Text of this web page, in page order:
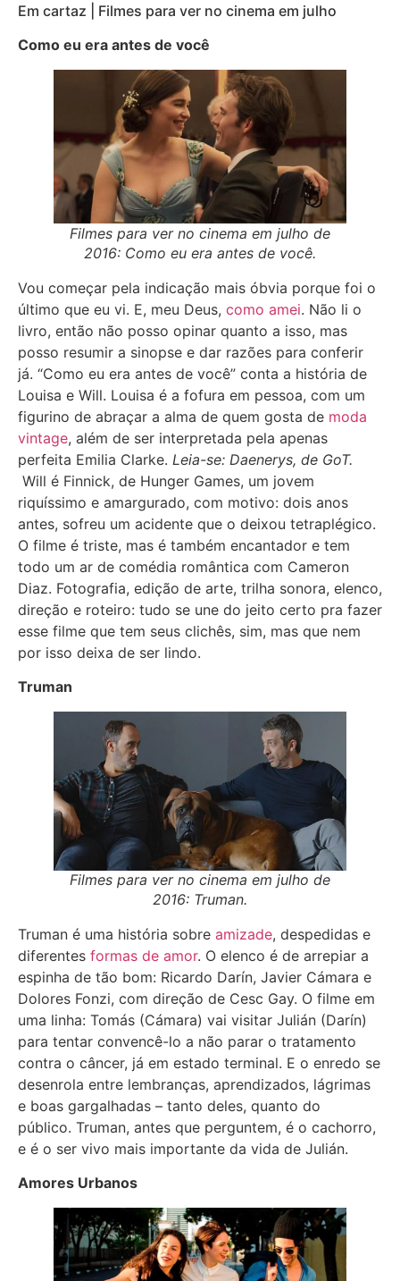
Em cartaz | Filmes para ver no cinema em julho
Como eu era antes de você
Filmes para ver no cinema em julho de
2016: Como eu era antes de você.
Vou começar pela indicação mais óbvia porque foi o
último que eu vi. E, meu Deus, como amei. Não li o
livro, então não posso opinar quanto a isso, mas
posso resumir a sinopse e dar razões para conferir
já. “Como eu era antes de você” conta a história de
Louisa e Will. Louisa é a fofura em pessoa, com um
figurino de abraçar a alma de quem gosta de moda
vintage, além de ser interpretada pela apenas
perfeita Emilia Clarke. Leia-se: Daenerys, de GoT.
Will é Finnick, de Hunger Games, um jovem
riquíssimo e amargurado, com motivo: dois anos
antes, sofreu um acidente que o deixou tetraplégico.
O filme é triste, mas é também encantador e tem
todo um ar de comédia romântica com Cameron
Diaz. Fotografia, edição de arte, trilha sonora, elenco,
direção e roteiro: tudo se une do jeito certo pra fazer
esse filme que tem seus clichês, sim, mas que nem
por isso deixa de ser lindo.
Truman
Filmes para ver no cinema em julho de
2016: Truman.
Truman é uma história sobre amizade, despedidas e
diferentes formas de amor. O elenco é de arrepiar a
espinha de tão bom: Ricardo Darín, Javier Cámara e
Dolores Fonzi, com direção de Cesc Gay. O filme em
uma linha: Tomás (Cámara) vai visitar Julián (Darín)
para tentar convencê-lo a não parar o tratamento
contra o câncer, já em estado terminal. E o enredo se
desenrola entre lembranças, aprendizados, lágrimas
e boas gargalhadas – tanto deles, quanto do
público. Truman, antes que perguntem, é o cachorro,
e é o ser vivo mais importante da vida de Julián.
Amores Urbanos